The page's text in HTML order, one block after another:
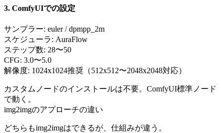
3. ComfyUIでの設定
サンプラー: euler / dpmpp_2m
スケジューラ: AuraFlow
ステップ数: 28〜50
CFG: 3.0〜5.0
解像度: 1024x1024推奨（512x512〜2048x2048対応）
カスタムノードのインストールは不要。ComfyUI標準ノード
で動く。
img2imgのアプローチの違い
どちらもimg2imgはできるが、仕組みが違う。